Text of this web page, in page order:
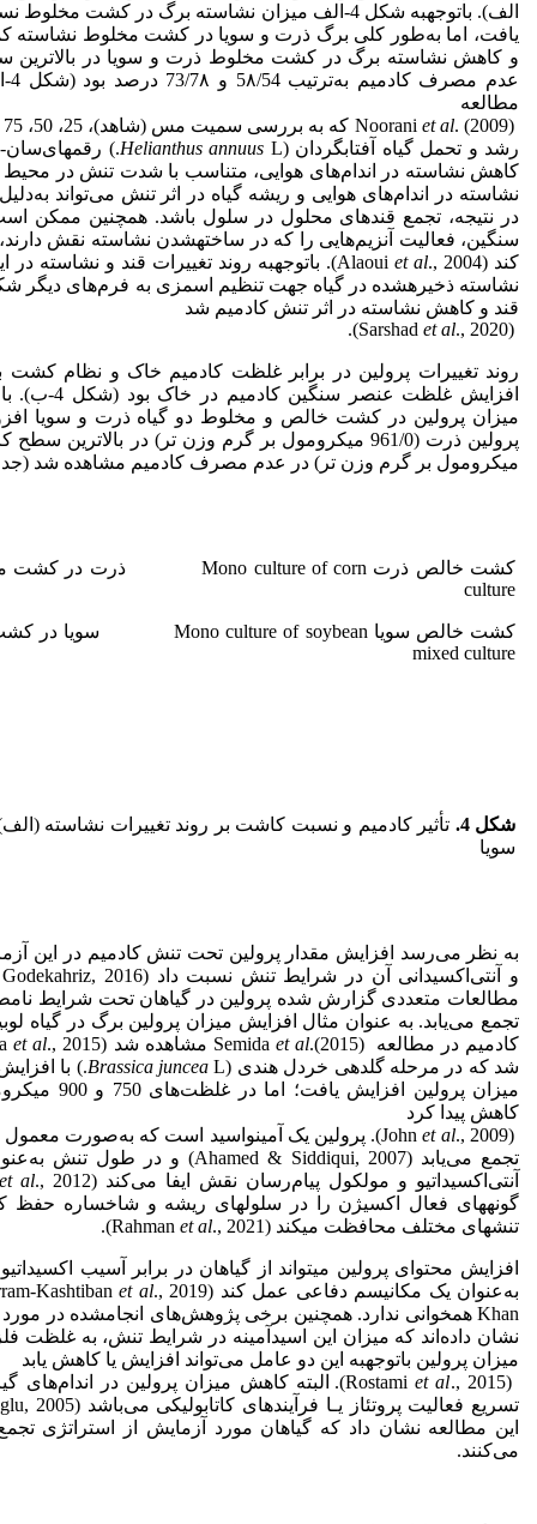
الف). باتوجه
به شکل 4-الف میزان نشاسته برگ در کشت
یافت، اما به‌طور کلی برگ ذرت و سویا در کشت مخلوط
و کاهش نشاسته برگ در کشت مخلوط ذرت و سویا در بالاترین
مطالعه
Noorani
et al
رشد و تحمل گیاه آفتابگردان (
Helianthus annuus L.) رقم
کاهش نشاسته در اندام‌های هوایی، متناسب با شدت تنش در محیط
نشاسته در اندام‌های هوایی و ریشه گیاه در اثر تنش می‌تواند
در نتیجه، تجمع قندهای محلول در سلول باشد. همچنین ممکن
سنگین، فعالیت آنزیم‌هایی را که در ساختهشدن نشاسته نقش
کند (Alaoui
et al., 2004). با توجهبه روند تغییرات قند و نشاسته
نشاسته ذخیرهشده در گیاه جهت تنظیم اسمزی به فرم‌های دیگر
قند و کاهش نشاسته در اثر تنش کادمیم شد
(Sarshad
et al., 2020).
روند تغییرات پرولین در برابر غلظت کادمیم خاک و نظام
افزایش غلظت
میزان پرولین در کشت خالص و مخلوط دو گیاه ذرت و سویا
میکرومول بر گرم وزن تر) در عدم مصرف کادمیم مشاهده شد
culture
mixed culture
شکل 4 . تأثیر کادمیم و نسبت کاشت بر روند تغییرات نشاسته
سویا
به نظر می‌رسد افزایش مقدار پرولین تحت تنش کادمیم در این
مطالعات متعددی گزارش شده ﭘﺮوﻟﯿﻦ در ﮔﯿﺎﻫﺎن ﺗﺤﺖ ﺷﺮاﯾﻂ
ﺗﺠﻤﻊ می‌یابد. به عنوان مثال افزایش میزان پرولین برگ در گیاه
کادمیم در مطالعه Semida
et al.(2015) مشاهده شد (Semida
et al
شد که در مرحله گلدهی خردل هندی (
Brassica juncea
میزان پرولین افزایش یافت؛ اما در غلظت‌های 750 و 900 میکرومولار کادمیم، میزان این اسید
کاهش پیدا کرد
(John
et al
., 2009). پرولین یک آمینواسید است که به‌صورت
تجمع می‌یابد (Ahamed & Siddiqui, 2007) و در طول تنش به‌عنوان کلاته
آنتی‌اکسیداتیو و مولکول پیام‌رسان نقش ایفا می‌کند (Hayat
et al
گونه‏های فعال اکسیژن را در سلول‏های ریشه و شاخساره حفظ
تنش‎های مختلف محافظت می‏کند (Rahman
et al., 2021).
افزایش محتوای پرولین می‏تواند از گیاهان در برابر آسیب
به‌عنوان یک مکانیسم دفاعی عمل کند (Mokarram-Kashtiban
et al
Khan همخوانی ندارد. همچنین برخی پژوهش‌های انجام
شده در مورد
نشان داده‌اند که میزان این اسیدآمینه در شرایط تنش، به غلظت
میزان پرولین باتوجهبه این دو عامل می‌تواند افزایش یا کاهش یابد
(Rostami
et al
., 2015). البته کاهش میزان پرولین در
تسریع فعالیت پروتئاز یـا فرآیندهای کاتابولیکی می‌باشد (Zengin & Munzuroglu, 2005). به
این مطالعه نشان داد که گیاهان مورد آزمایش از استراتژی
می‌کنند.